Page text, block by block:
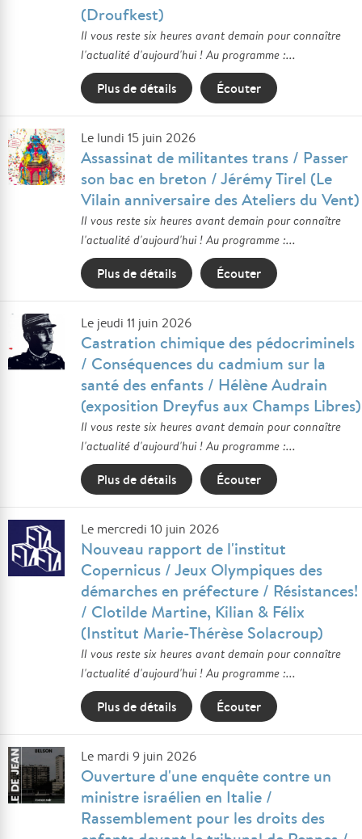
(Droufkest)
Il vous reste six heures avant demain pour connaître
l'actualité d'aujourd'hui ! Au programme :...
Plus de détails Écouter
Le lundi 15 juin 2026
Assassinat de militantes trans / Passer
son bac en breton / Jérémy Tirel (Le
Vilain anniversaire des Ateliers du Vent)
Il vous reste six heures avant demain pour connaître
l'actualité d'aujourd'hui ! Au programme :...
Plus de détails Écouter
Le jeudi 11 juin 2026
Castration chimique des pédocriminels
/ Conséquences du cadmium sur la
santé des enfants / Hélène Audrain
(exposition Dreyfus aux Champs Libres)
Il vous reste six heures avant demain pour connaître
l'actualité d'aujourd'hui ! Au programme :...
Plus de détails Écouter
Le mercredi 10 juin 2026
Nouveau rapport de l'institut
Copernicus / Jeux Olympiques des
démarches en préfecture / Résistances!
/ Clotilde Martine, Kilian & Félix
(Institut Marie-Thérèse Solacroup)
Il vous reste six heures avant demain pour connaître
l'actualité d'aujourd'hui ! Au programme :...
Plus de détails Écouter
Le mardi 9 juin 2026
Ouverture d'une enquête contre un
ministre israélien en Italie /
Rassemblement pour les droits des